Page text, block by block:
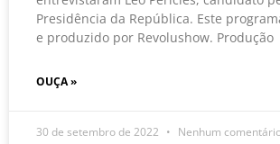
Presidência da República. Este
e produzido por Revolushow. Produção
OUÇA »
30 de setembro de 2022 Nenhum